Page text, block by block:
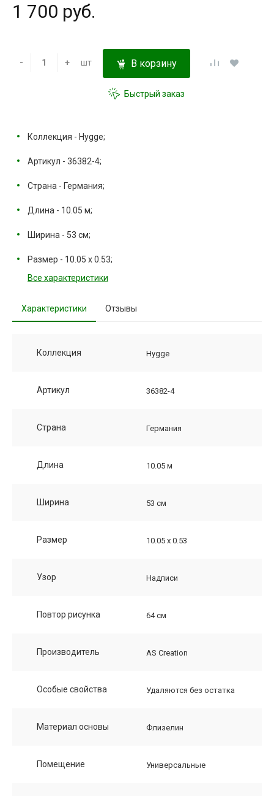
1 700 руб.
- + шт В корзину
Быстрый заказ
Коллекция - Hygge;
Артикул - 36382-4;
Страна - Германия;
Длина - 10.05 м;
Ширина - 53 см;
Размер - 10.05 х 0.53;
Все характеристики
Характеристики Отзывы
Коллекция Hygge
Артикул 36382-4
Страна Германия
Длина 10.05 м
Ширина 53 см
Размер 10.05 х 0.53
Узор Надписи
Повтор рисунка 64 см
Производитель AS Creation
Особые свойства Удаляются без остатка
Материал основы Флизелин
Помещение Универсальные